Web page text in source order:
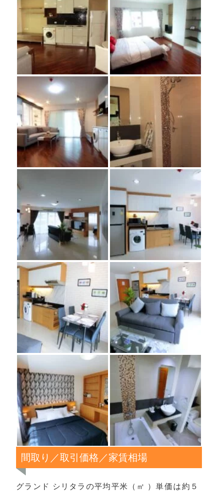
間取り／取引価格／家賃相場
グランド シリタラの平均平米（㎡ ）単価は約５